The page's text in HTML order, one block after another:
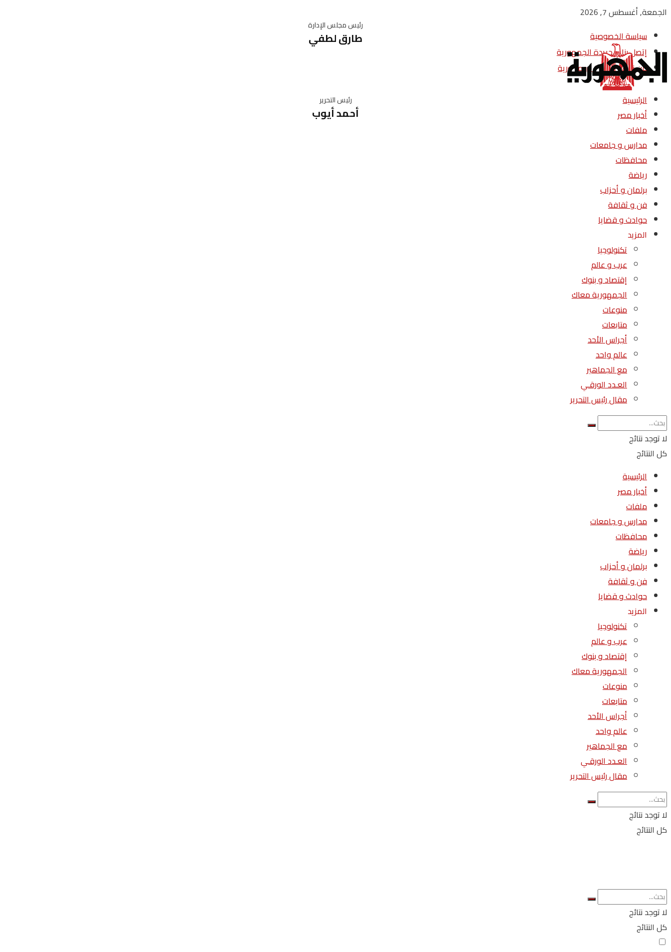
الجمعة, أغسطس 7, 2026
سياسة الخصوصية
إتصل بنا – جريدة الجمهورية
من نحن – جريدة الجمهورية
رئيس مجلس الإدارة
طارق لطفي
رئيس التحرير
أحمد أيوب
الرئيسية
أخبار مصر
ملفات
مدارس و جامعات
محافظات
رياضة
برلمان و أحزاب
فن و ثقافة
حوادث و قضايا
المزيد
تكنولوجيا
عرب و عالم
إقتصاد و بنوك
الجمهورية معاك
منوعات
متابعات
أجراس الأحد
عالم واحد
مع الجماهير
العـدد الورقـي
مقال رئيس التحرير
لا توجد نتائج
كل النتائج
الرئيسية
أخبار مصر
ملفات
مدارس و جامعات
محافظات
رياضة
برلمان و أحزاب
فن و ثقافة
حوادث و قضايا
المزيد
تكنولوجيا
عرب و عالم
إقتصاد و بنوك
الجمهورية معاك
منوعات
متابعات
أجراس الأحد
عالم واحد
مع الجماهير
العـدد الورقـي
مقال رئيس التحرير
لا توجد نتائج
كل النتائج
لا توجد نتائج
كل النتائج